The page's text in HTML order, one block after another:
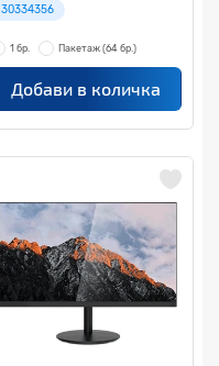
30334356
1 бр. Пакетаж (64 бр.)
Добави в количка